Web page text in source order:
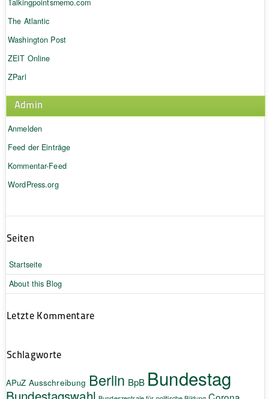
Talkingpointsmemo.com
The Atlantic
Washington Post
ZEIT Online
ZParl
Admin
Anmelden
Feed der Einträge
Kommentar-Feed
WordPress.org
Seiten
Startseite
About this Blog
Letzte Kommentare
Schlagworte
APuZ Ausschreibung Berlin BpB Bundestag